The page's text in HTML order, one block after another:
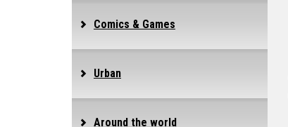
Comics & Games
Urban
Around the world